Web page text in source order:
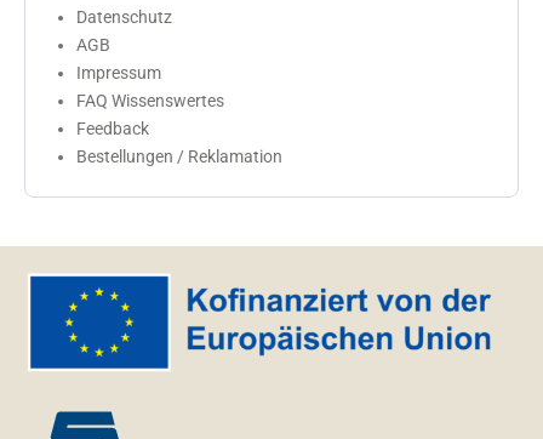
Datenschutz
AGB
Impressum
FAQ Wissenswertes
Feedback
Bestellungen / Reklamation